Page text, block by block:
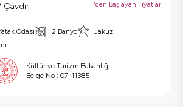
'den Başlayan Fiyatlar
Odası 2 Banyo
Jakuzi
Kültür ve Turizm Bakanlığı
Belge No : 07-11385